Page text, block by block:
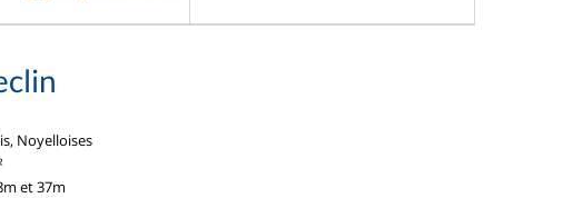
Noyelloises
et 37m